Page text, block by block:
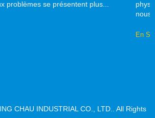
problèmes se présentent plus...
En
CHAU INDUSTRIAL CO., LTD.. All Rights